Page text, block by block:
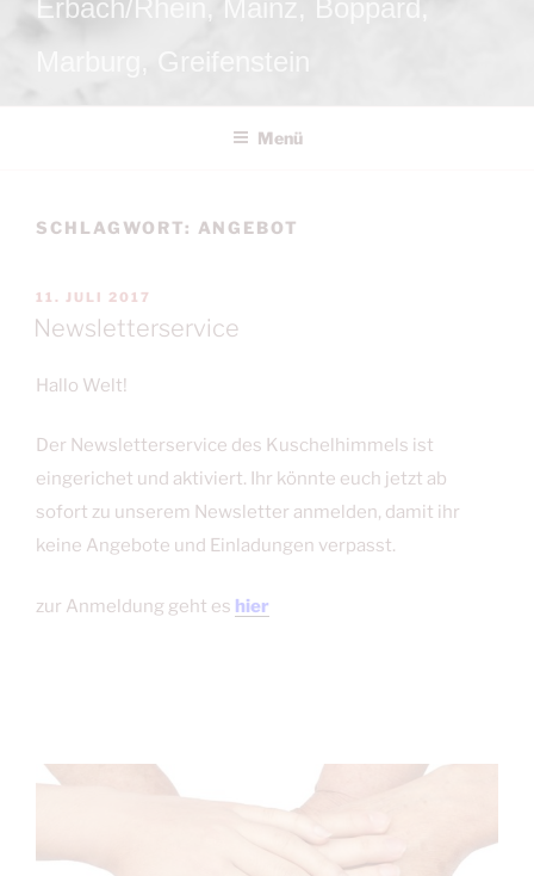
Erbach/Rhein, Mainz, Boppard,
Marburg, Greifenstein
Menü
SCHLAGWORT: ANGEBOT
VERÖFFENTLICHT
AM
11. JULI 2017
Newsletterservice
Hallo Welt!
Der Newsletterservice des Kuschelhimmels ist
eingerichet und aktiviert. Ihr könnte euch jetzt ab
sofort zu unserem Newsletter anmelden, damit ihr
keine Angebote und Einladungen verpasst.
zur Anmeldung geht es hier